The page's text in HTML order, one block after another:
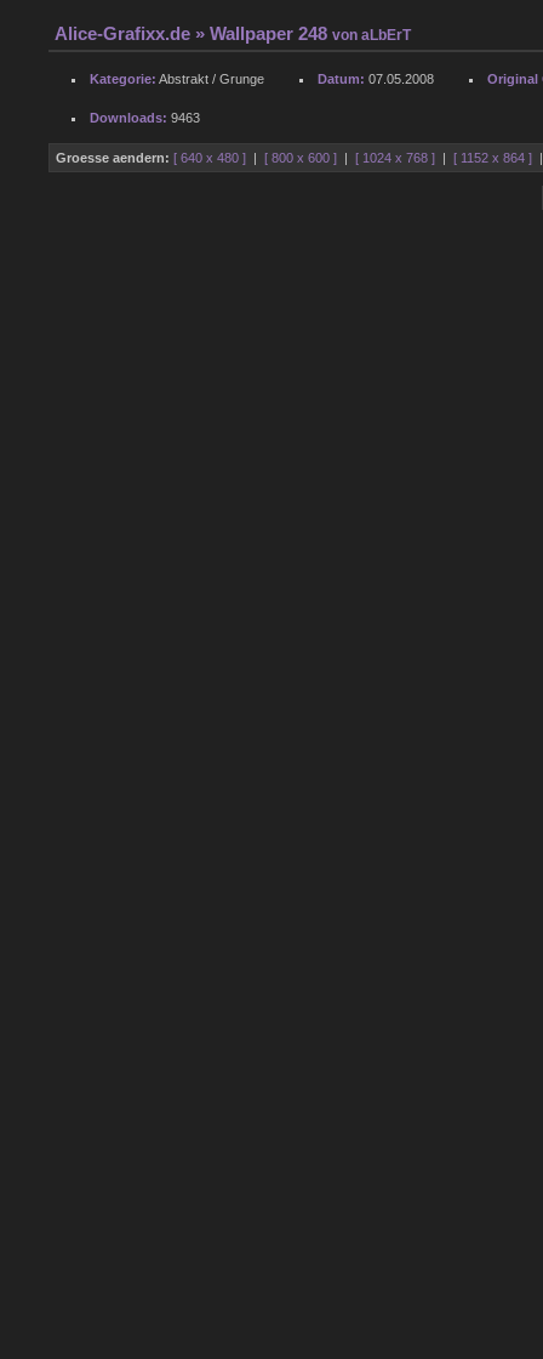
Alice-Grafixx.de » Wallpaper 248vonaLbErT
Kategorie: Abstrakt / Grunge Datum: 07.05.2008 Original
Downloads: 9463
Groesse aendern: [ 640 x 480 ] |[ 800 x 600 ] |[ 1024 x 768 ] |[ 1152 x 864 ]